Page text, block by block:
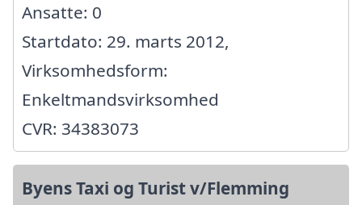
Ansatte: 0
Startdato: 29. marts 2012,
Virksomhedsform:
Enkeltmandsvirksomhed
CVR: 34383073
Byens Taxi og Turist v/Flemming